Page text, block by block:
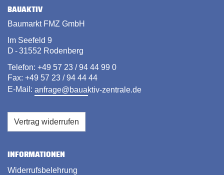
BAUAKTIV
Baumarkt FMZ GmbH
Im Seefeld 9
D - 31552 Rodenberg
Telefon: +49 57 23 / 94 44 99 0
Fax: +49 57 23 / 94 44 44
E-Mail: anfrage@bauaktiv-zentrale.de
Vertrag widerrufen
INFORMATIONEN
Widerrufsbelehrung